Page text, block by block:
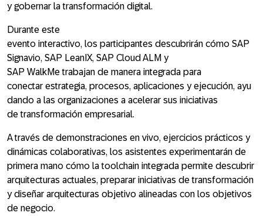
y gobernar la transformación digital.
Durante este
evento interactivo, los participantes descubrirán cómo SAP
Signavio, SAP LeanIX, SAP Cloud ALM y
SAP WalkMe trabajan de manera integrada para
conectar estrategia, procesos, aplicaciones y ejecución, ayu
dando a las organizaciones a acelerar sus iniciativas
de transformación empresarial.
A través de demonstraciones en vivo, ejercicios prácticos y
dinámicas colaborativas, los asistentes experimentarán de
primera mano cómo la toolchain integrada permite descubrir
arquitecturas actuales, preparar iniciativas de transformación
y diseñar arquitecturas objetivo alineadas con los objetivos
de negocio.